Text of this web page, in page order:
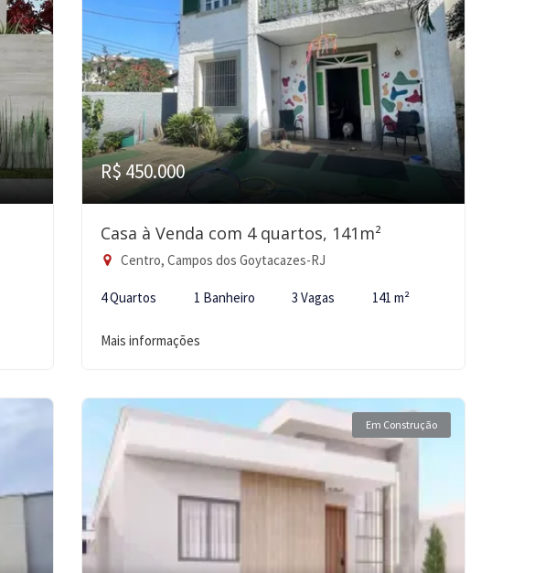
R$ 450.000
Casa à Venda com 4 quartos, 141m²
Centro, Campos dos Goytacazes-RJ
4 Quartos 1 Banheiro 3 Vagas 141 m²
Mais informações
Em Construção